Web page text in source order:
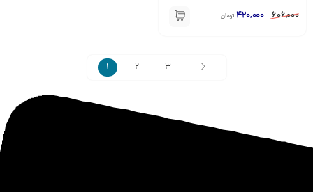
606,000
420,000 تومان
1 2 3